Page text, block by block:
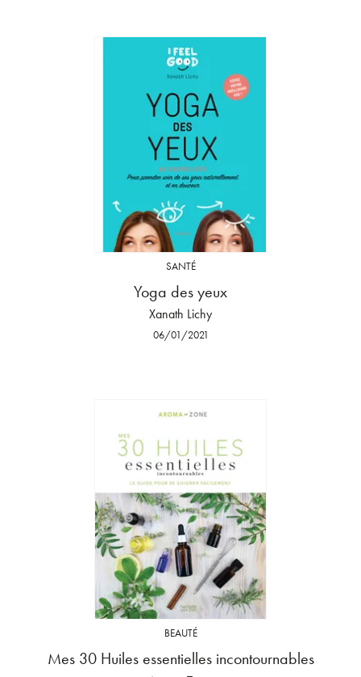
SANTÉ
Yoga des yeux
Xanath Lichy
06/01/2021
BEAUTÉ
Mes 30 Huiles essentielles incontournables